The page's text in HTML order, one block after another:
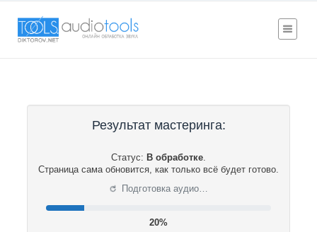
Результат мастеринга:
Статус: В обработке.
Страница сама обновится, как только всё будет готово.
⟳ Подготовка аудио…
20%